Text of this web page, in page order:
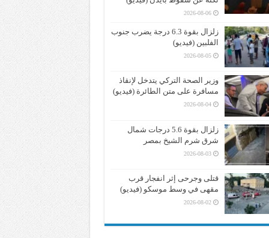
2026-08-06
زلزال بقوة 6.3 درجة يضرب جنوب
الفلبين (فيديو)
2026-08-05
وزير الصحة التركي يتدخل لإنقاذ
مسافرة على متن الطائرة (فيديو)
2026-08-04
زلزال بقوة 5.6 درجات شمال
شرق شرم الشيخ بمصر
2026-08-03
قتلى وجرحى إثر انفجار قرب
مقهى في وسط موسكو (فيديو)
2026-08-02